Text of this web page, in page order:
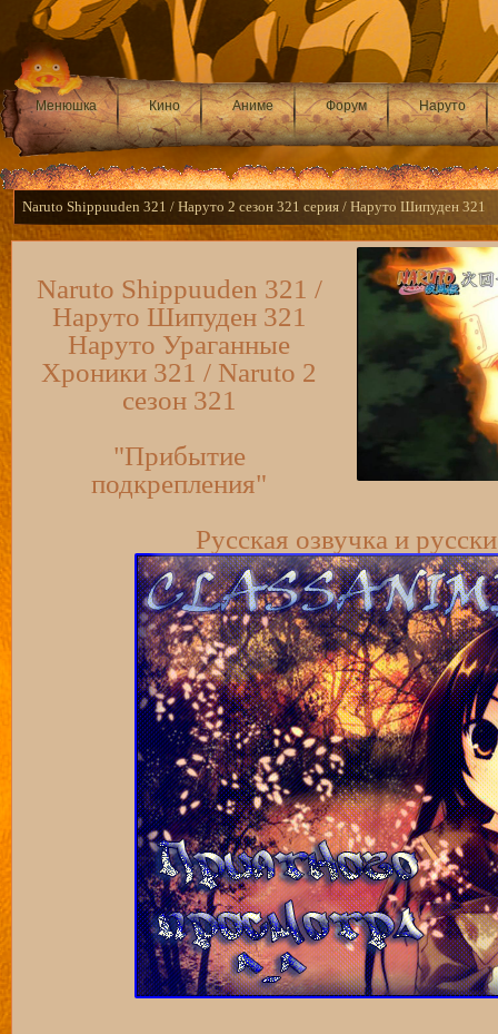
Менюшка Кино Аниме Форум Наруто
Naruto Shippuuden 321 / Наруто 2 сезон 321 серия / Наруто Шипуден 321
Naruto Shippuuden 321 /
Наруто Шипуден 321
Наруто Ураганные
Хроники 321 / Naruto 2
сезон 321
"Прибытие
подкрепления"
Русская озвучка и